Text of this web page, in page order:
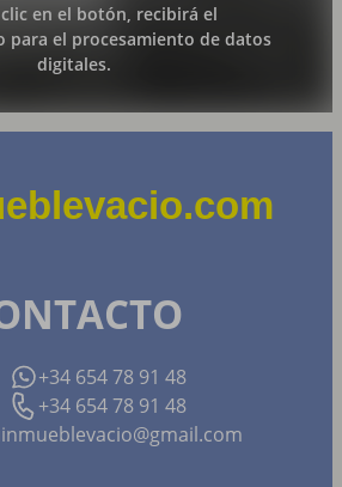
en el botón, recibirá el
para el procesamiento de datos
digitales.
+34 654 78 91 48
+34 654 78 91 48